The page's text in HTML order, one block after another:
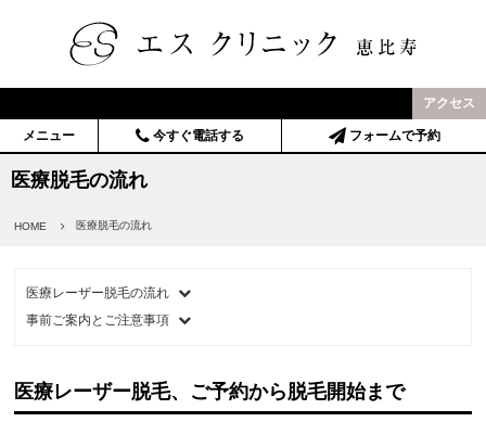
アクセス
メニュー 今すぐ電話する フォームで予約
医療脱毛の流れ
HOME 医療脱毛の流れ
医療レーザー脱毛の流れ
事前ご案内とご注意事項
医療レーザー脱毛、ご予約から脱毛開始まで